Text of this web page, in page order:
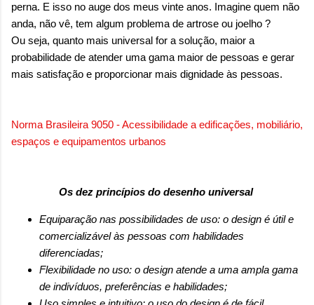
perna. E isso no auge dos meus vinte anos. Imagine quem não
anda, não vê, tem algum problema de artrose ou joelho ?
Ou seja, quanto mais universal for a solução, maior a
probabilidade de atender uma gama maior de pessoas e gerar
mais satisfação e proporcionar mais dignidade às pessoas.
Norma Brasileira 9050 - Acessibilidade a edificações, mobiliário,
espaços e equipamentos urbanos
Os dez princípios do desenho universal
Equiparação nas possibilidades de uso: o design é útil e
comercializável às pessoas com habilidades
diferenciadas;
Flexibilidade no uso: o design atende a uma ampla gama
de indivíduos, preferências e habilidades;